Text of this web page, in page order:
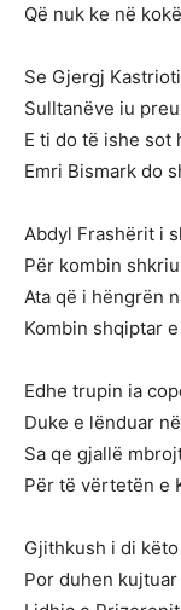
Që nuk ke në
Se Gjergj
Sulltanëve iu
E ti do të ishe sot
Emri Bismark do
Abdyl Frashërit i
Për kombin
Ata që i hëngrën
Kombin shqiptar
Edhe trupin ia
Duke e lënduar
Sa qe gjallë
Për të vërtetën e
Gjithkush i di
Por duhen